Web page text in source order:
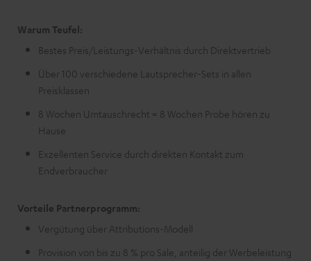
Warum Teufel:
Bestes Preis/Leistungs-Verhältnis durch Direktvertrieb
Über 100 verschiedene Lautsprecher-Sets in allen
Preisklassen
8 Wochen Umtauschrecht = 8 Wochen Probe hören zu
Hause
Exzellenten Service durch direkten Kontakt zum
Endverbraucher
Vorteile Partnerprogramm:
Vergütung über Attributions-Modell
Provision von bis zu 8 % pro Sale, anteilig der Werbeleistung